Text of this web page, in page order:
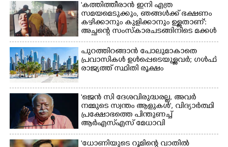
'കത്തിത്തീരാൻ ഇനി എത്ര
സമയമെടുക്കും, ഞങ്ങൾക്ക് ഭക്ഷണം
കഴിക്കാനും കുളിക്കാനും ഉള്ളതാണ്':
അച്ഛന്റെ സംസ്കാരചടങ്ങിനിടെ മക്കൾ
പുറത്തിറങ്ങാൻ പോലുമാകാതെ
പ്രവാസികൾ ഉൾപ്പെടെയുള്ളവർ; ഗൾഫ്
രാജ്യത്ത് സ്ഥിതി രൂക്ഷം
'ജെൻ സി ദേശവിരുദ്ധരല്ല, അവർ
നമ്മുടെ സ്വന്തം ആളുകൾ', വിദ്യാർത്ഥി
പ്രക്ഷോഭത്തെ പിന്തുണച്ച്
ആർഎസ്‌എസ് മേധാവി
'ധോണിയുടെ റൂമിന്റെ വാതിൽ